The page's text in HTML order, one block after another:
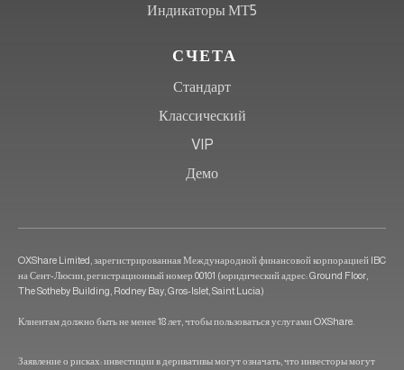
Индикаторы МТ5
СЧЕТА
Стандарт
Классический
VIP
Демо
OXShare Limited, зарегистрированная Международной финансовой корпорацией IBC
на Сент-Люсии, регистрационный номер 00101 (юридический адрес: Ground Floor,
The Sotheby Building, Rodney Bay, Gros-Islet, Saint Lucia)
Клиентам должно быть не менее 18 лет, чтобы пользоваться услугами OXShare.
Заявление о рисках: инвестиции в деривативы могут означать, что инвесторы могут